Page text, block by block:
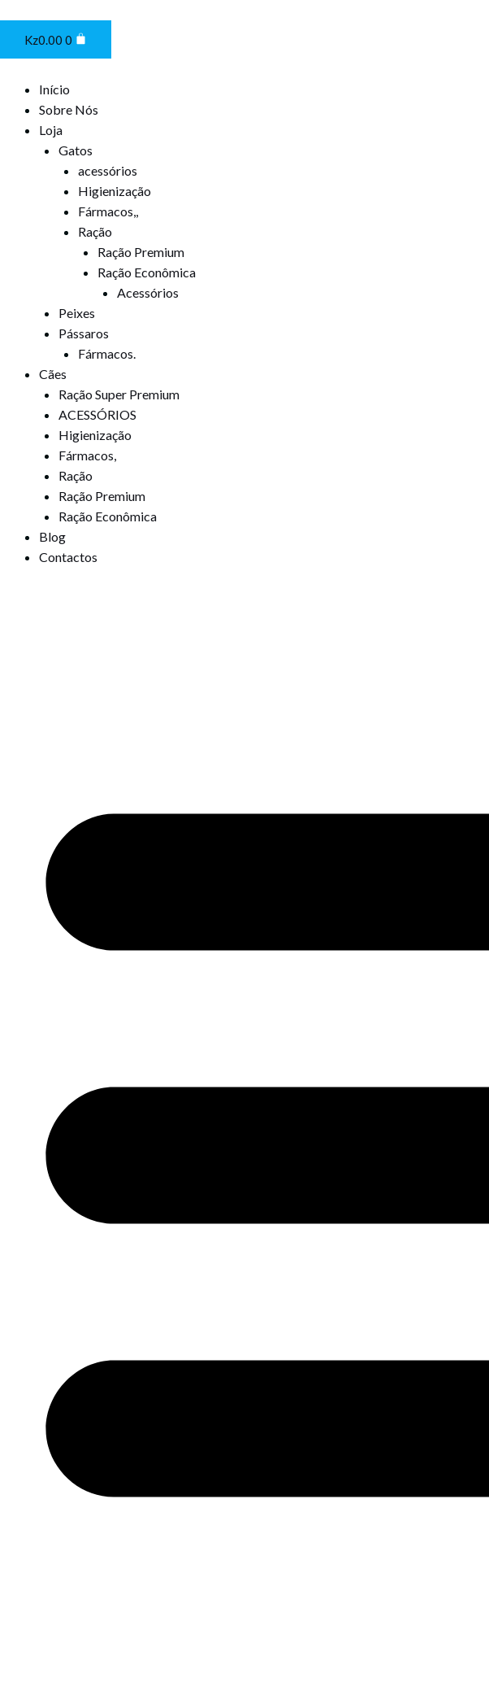
Kz0.00 0
Cart
Início
Sobre Nós
Loja
Gatos
acessórios
Higienização
Fármacos,,
Ração
Ração Premium
Ração Econômica
Acessórios
Peixes
Pássaros
Fármacos.
Cães
Ração Super Premium
ACESSÓRIOS
Higienização
Fármacos,
Ração
Ração Premium
Ração Econômica
Blog
Contactos